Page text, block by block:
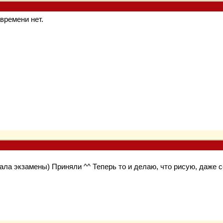
нет.
экзамены) Приняли ^^ Теперь то и делаю, что рисую, даже